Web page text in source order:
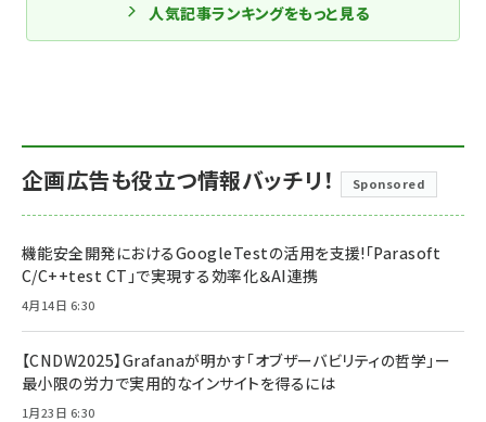
人気記事ランキングをもっと見る
企画広告も役立つ情報バッチリ！ Sponsored
機能安全開発におけるGoogleTestの活用を支援!「Parasoft
C/C++test CT」で実現する効率化＆AI連携
4月14日 6:30
【CNDW2025】Grafanaが明かす「オブザーバビリティの哲学」ー
最小限の労力で実用的なインサイトを得るには
1月23日 6:30